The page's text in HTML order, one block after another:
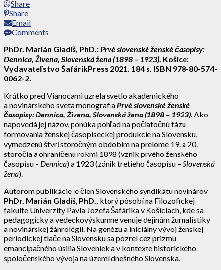
Share
Share
Email
Comments
PhDr. Marián Gladiš, PhD.: Prvé slovenské ženské časopisy:
Dennica, Živena, Slovenská žena (1898 – 1923) . Košice:
Vydavateľstvo ŠafárikPress 2021. 184 s. ISBN 978-80-574-
0062-2.
Krátko pred Vianocami uzrela svetlo akademického
a novinárskeho sveta monografia Prvé slovenské ženské
časopisy: Dennica, Živena, Slovenská žena (1898 – 1923) . Ako
napovedá jej názov, ponúka pohľad na počiatočnú fázu
formovania ženskej časopiseckej produkcie na Slovensku,
vymedzenú štvrťstoročným obdobím na prelome 19. a 20.
storočia a ohraničenú rokmi 1898 (vznik prvého ženského
časopisu – Dennica) a 1923 (zánik tretieho časopisu – Slovenská
žena).
Autorom publikácie je člen Slovenského syndikátu novinárov
PhDr. Marián Gladiš PhD.,
ktorý pôsobí na Filozofickej
fakulte Univerzity Pavla Jozefa Šafárika v Košiciach, kde sa
pedagogicky a vedeckovýskumne venuje dejinám žurnalistiky
a novinárskej žánrológii. Na genézu a iniciálny vývoj ženskej
periodickej tlače na Slovensku sa pozrel cez prizmu
emancipačného úsilia Sloveniek a v kontexte historického
spoločenského vývoja na území dnešného Slovenska.